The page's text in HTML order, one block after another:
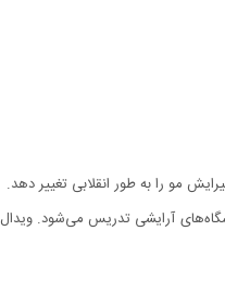
آرایشی تدریس می‌شود. ویدال